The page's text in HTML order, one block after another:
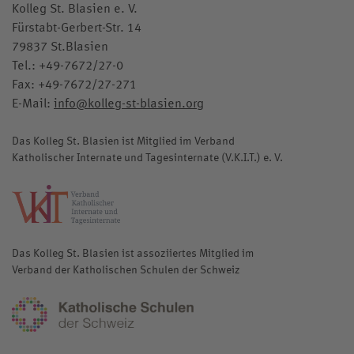
Kolleg St. Blasien e. V.
Fürstabt-Gerbert-Str. 14
79837 St.Blasien
Tel.: +49-7672/27-0
Fax: +49-7672/27-271
E-Mail: info@kolleg-st-blasien.org
Das Kolleg St. Blasien ist Mitglied im Verband
Katholischer Internate und Tagesinternate (V.K.I.T.) e. V.
Das Kolleg St. Blasien ist assoziiertes Mitglied im
Verband der Katholischen Schulen der Schweiz